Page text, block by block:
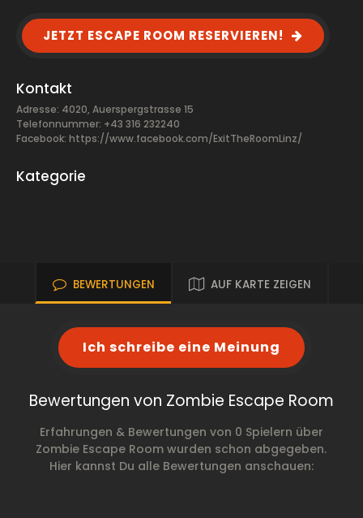
JETZT ESCAPE ROOM RESERVIEREN!
Kontakt
Adresse: 4020, Auerspergstrasse 15
Telefonnummer: +43 316 232240
Facebook: https://www.facebook.com/ExitTheRoomLinz/
Kategorie
BEWERTUNGEN AUF KARTE ZEIGEN
Ich schreibe eine Meinung
Bewertungen von Zombie Escape Room
Erfahrungen & Bewertungen von 0 Spielern über
Zombie Escape Room wurden schon abgegeben.
Hier kannst Du alle Bewertungen anschauen: